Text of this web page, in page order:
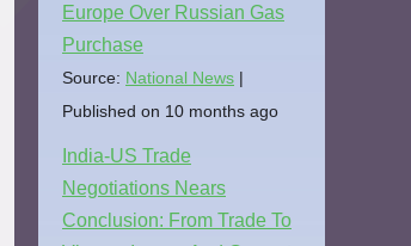
Europe Over Russian Gas
Purchase
Source: National News
Published on 10 months ago
India-US Trade
Negotiations Nears
Conclusion: From Trade To